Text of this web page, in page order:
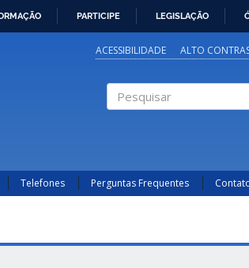
PARTICIPE LEGISLAÇÃO
ACESSIBILIDADE ALTO
Telefones Perguntas Frequentes